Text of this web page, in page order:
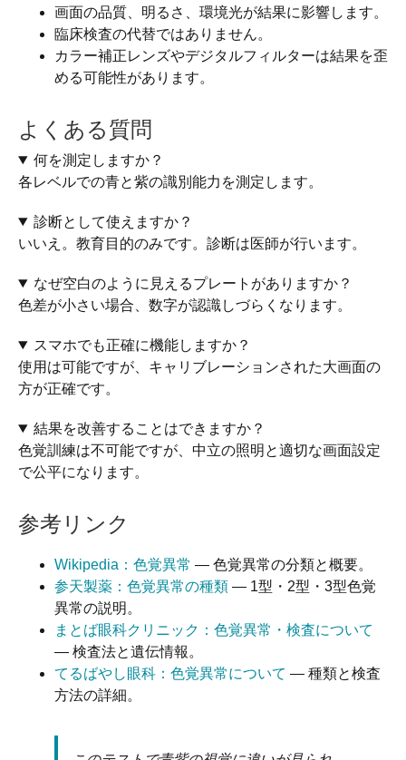
画面の品質、明るさ、環境光が結果に影響します。
臨床検査の代替ではありません。
カラー補正レンズやデジタルフィルターは結果を歪
める可能性があります。
よくある質問
何を測定しますか？
各レベルでの青と紫の識別能力を測定します。
診断として使えますか？
いいえ。教育目的のみです。診断は医師が行います。
なぜ空白のように見えるプレートがありますか？
色差が小さい場合、数字が認識しづらくなります。
スマホでも正確に機能しますか？
使用は可能ですが、キャリブレーションされた大画面の
方が正確です。
結果を改善することはできますか？
色覚訓練は不可能ですが、中立の照明と適切な画面設定
で公平になります。
参考リンク
Wikipedia：色覚異常 — 色覚異常の分類と概要。
参天製薬：色覚異常の種類 — 1型・2型・3型色覚
異常の説明。
まとば眼科クリニック：色覚異常・検査について
— 検査法と遺伝情報。
てるばやし眼科：色覚異常について — 種類と検査
方法の詳細。